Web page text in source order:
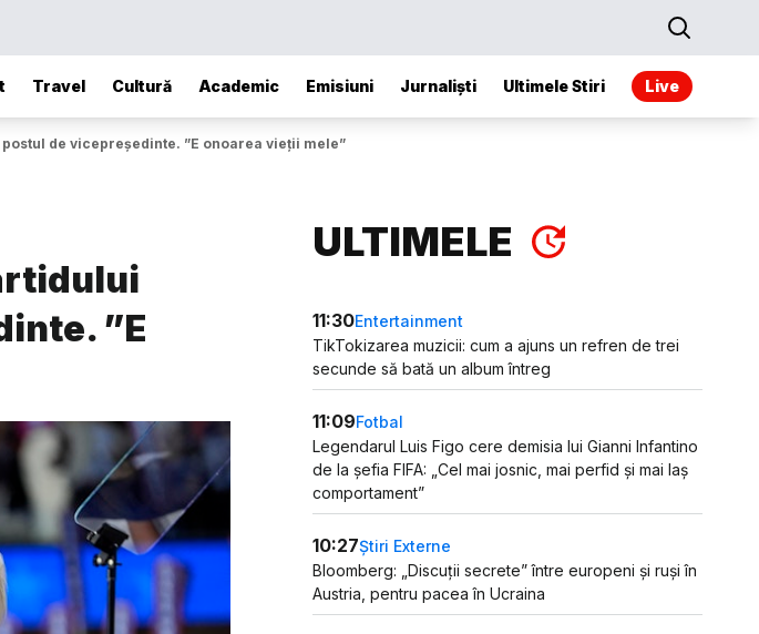
Travel Cultură Academic Emisiuni Jurnaliști Ultimele Stiri Live
de vicepreședinte. ”E onoarea vieţii mele”
”E
ULTIMELE
11:30Entertainment
TikTokizarea muzicii: cum a ajuns un refren de trei
secunde să bată un album întreg
11:09Fotbal
Legendarul Luis Figo cere demisia lui Gianni Infantino
de la șefia FIFA: „Cel mai josnic, mai perfid și mai laș
comportament”
10:27Știri Externe
Bloomberg: „Discuții secrete” între europeni și ruși în
Austria, pentru pacea în Ucraina